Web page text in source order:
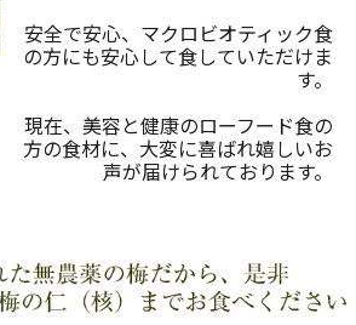
安全で安心、マクロビオティック食
の方にも安心して食していただけま
す。
現在、美容と健康のローフード食の
方の食材に、大変に喜ばれ嬉しいお
声が届けられております。